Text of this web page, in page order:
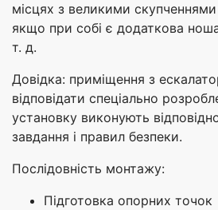
місцях з великими
якщо при собі є додаткова
т. д.
Довідка: приміщення з
відповідати спеціально
установку виконують
завдання і правил безпеки.
Послідовність монтажу:
Підготовка опорних точок